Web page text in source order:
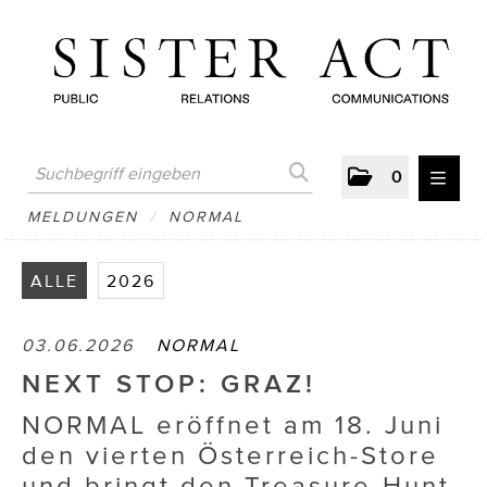
0
MELDUNGEN
AUSTRIAN PRESS DAY
ATELIER FĒ.
BERTRAMS
BewusstSchein
Brigitta Nemeth Art
CUBE
MELDUNGEN / NORMAL
ALLE 2026
03.06.2026 NORMAL
NEXT STOP: GRAZ!
NORMAL eröffnet am 18. Juni
den vierten Österreich-Store